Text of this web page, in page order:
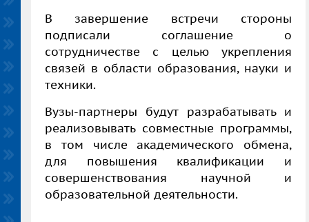
В завершение встречи стороны
подписали соглашение о
сотрудничестве с целью укрепления
связей в области образования, науки и
техники.
Вузы-партнеры будут разрабатывать и
реализовывать совместные программы,
в том числе академического обмена,
для повышения квалификации и
совершенствования научной и
образовательной деятельности.